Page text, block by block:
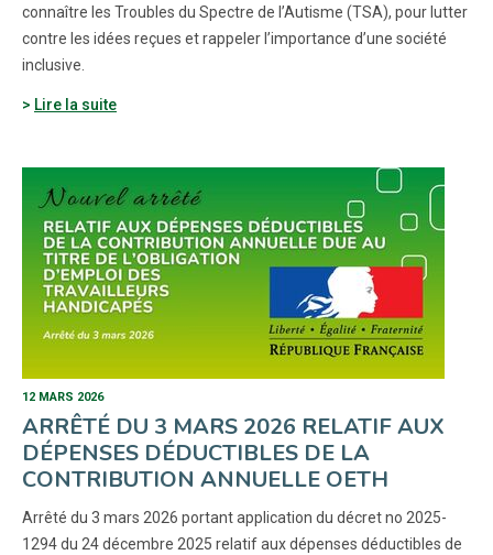
connaître les Troubles du Spectre de l’Autisme (TSA), pour lutter
contre les idées reçues et rappeler l’importance d’une société
inclusive.
Lire la suite
12 MARS 2026
ARRÊTÉ DU 3 MARS 2026 RELATIF AUX
DÉPENSES DÉDUCTIBLES DE LA
CONTRIBUTION ANNUELLE OETH
Arrêté du 3 mars 2026 portant application du décret no 2025-
1294 du 24 décembre 2025 relatif aux dépenses déductibles de